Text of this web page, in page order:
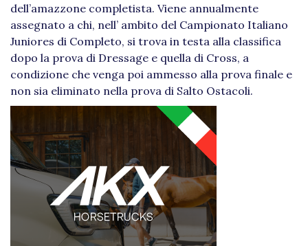
dell’amazzone completista. Viene annualmente
assegnato a chi, nell’ ambito del Campionato Italiano
Juniores di Completo, si trova in testa alla classifica
dopo la prova di Dressage e quella di Cross, a
condizione che venga poi ammesso alla prova finale e
non sia eliminato nella prova di Salto Ostacoli.